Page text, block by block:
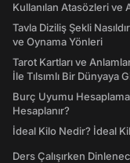
Kullanılan Atasözleri ve
Tavla Diziliş Şekli
ve Oynama Yönleri
Tarot Kartları ve
İle Tılsımlı Bir Dünyaya
Burç Uyumu
Hesaplanır?
İdeal Kilo Nedir? İdeal
Ders Çalışırken